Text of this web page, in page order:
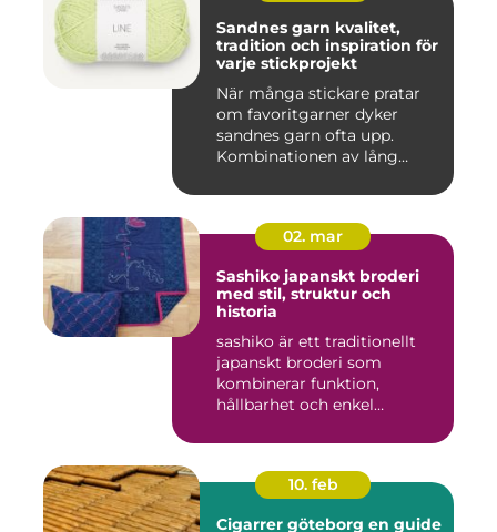
Sandnes garn kvalitet,
tradition och inspiration för
varje stickprojekt
När många stickare pratar
om favoritgarner dyker
sandnes garn ofta upp.
Kombinationen av lång
02. mar
Sashiko japanskt broderi
med stil, struktur och
historia
sashiko är ett traditionellt
japanskt broderi som
kombinerar funktion,
hållbarhet och enkel
10. feb
Cigarrer göteborg en guide